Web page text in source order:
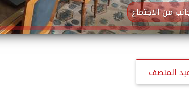
من الاجتماع
المنصف